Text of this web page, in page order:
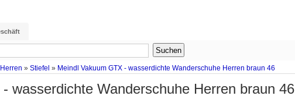
» Stiefel » Meindl Vakuum GTX - wasserdichte Wanderschuhe Herren braun 46
wasserdichte Wanderschuhe Herren braun 46